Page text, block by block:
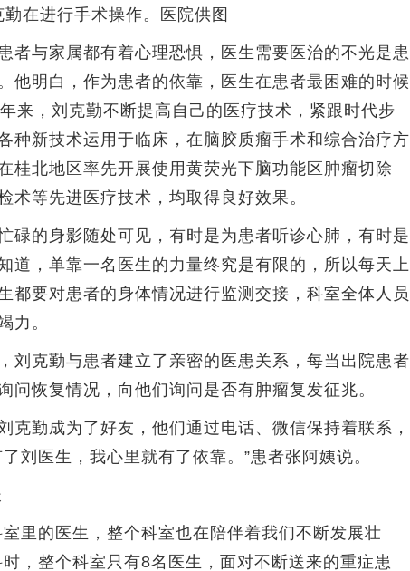
进行手术操作。医院供图
与家属都有着心理恐惧，医生需要医治的不光是患
他明白，作为患者的依靠，医生在患者最困难的时候
来，刘克勤不断提高自己的医疗技术，紧跟时代步
种新技术运用于临床，在脑胶质瘤手术和综合治疗方
桂北地区率先开展使用黄荧光下脑功能区肿瘤切除
术等先进医疗技术，均取得良好效果。
的身影随处可见，有时是为患者听诊心肺，有时是
道，单靠一名医生的力量终究是有限的，所以每天上
都要对患者的身体情况进行监测交接，科室全体人员
力。
克勤与患者建立了亲密的医患关系，每当出院患者
问恢复情况，向他们询问是否有肿瘤复发征兆。
勤成为了好友，他们通过电话、微信保持着联系，
刘医生，我心里就有了依靠。”患者张阿姨说。
的医生，整个科室也在陪伴着我们不断发展壮
，整个科室只有8名医生，面对不断送来的重症患